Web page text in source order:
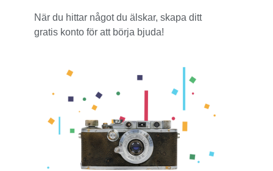
När du hittar något du älskar, skapa ditt
gratis konto för att börja bjuda!